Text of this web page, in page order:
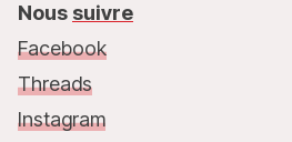
Nous suivre
Facebook
Threads
Instagram